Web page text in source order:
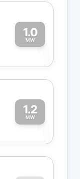
1.0
MW1
1.2
MW1